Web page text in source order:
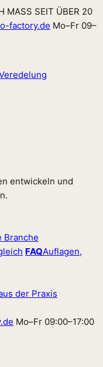
MASS SEIT ÜBER 20
factory.de Mo–Fr 09–
entwickeln und
Branche
FAQAuflagen,
der Praxis
Mo–Fr 09:00–17:00